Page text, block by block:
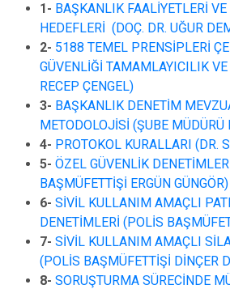
1- BAŞKANLIK FAALİYETLERİ
HEDEFLERİ (DOÇ. DR. UĞUR
2- 5188 TEMEL PRENSİPLERİ
GÜVENLİĞİ TAMAMLAYICILIK
RECEP ÇENGEL)
3- BAŞKANLIK DENETİM
METODOLOJİSİ (ŞUBE MÜDÜRÜ
4- PROTOKOL KURALLARI (DR.
5- ÖZEL GÜVENLİK
BAŞMÜFETTİŞİ ERGÜN GÜNGÖR)
6- SİVİL KULLANIM AMAÇLI
DENETİMLERİ (POLİS
7- SİVİL KULLANIM AMAÇLI
(POLİS BAŞMÜFETTİŞİ DİNÇER
8- SORUŞTURMA SÜRECİNDE